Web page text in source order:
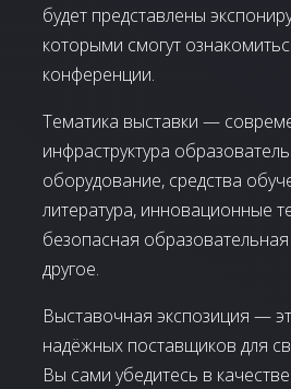
будет представлены
которыми смогут
конференции.
Тематика выставки —
инфраструктура
оборудование, средства
литература, инновационные
безопасная
другое.
Выставочная экспозиция —
надёжных поставщиков для
Вы сами убедитесь в